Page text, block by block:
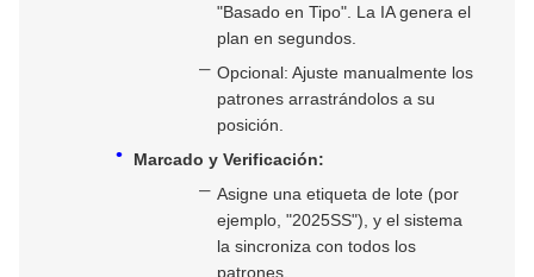
"Basado en Tipo". La IA genera el
plan en segundos.
Opcional: Ajuste manualmente los
patrones arrastrándolos a su
posición.
Marcado y Verificación:
Asigne una etiqueta de lote (por
ejemplo, "2025SS"), y el sistema
la sincroniza con todos los
patrones.